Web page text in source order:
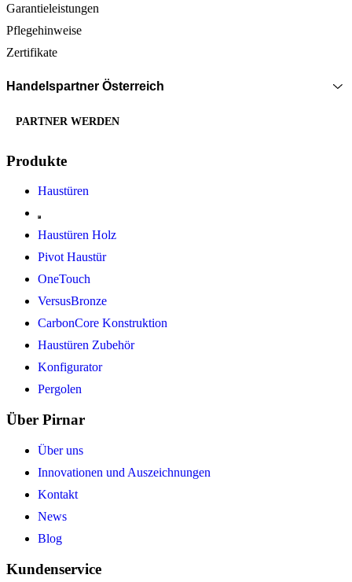
Garantieleistungen
Pflegehinweise
Zertifikate
Handelspartner Österreich
PARTNER WERDEN
Produkte
Haustüren
Haustüren Holz
Pivot Haustür
OneTouch
VersusBronze
CarbonCore Konstruktion
Haustüren Zubehör
Konfigurator
Pergolen
Über Pirnar
Über uns
Innovationen und Auszeichnungen
Kontakt
News
Blog
Kundenservice